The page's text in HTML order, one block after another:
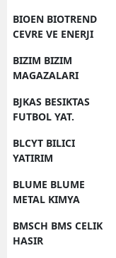
BIOEN BIOTREND
CEVRE VE ENERJI
BIZIM BIZIM
MAGAZALARI
BJKAS BESIKTAS
FUTBOL YAT.
BLCYT BILICI
YATIRIM
BLUME BLUME
METAL KIMYA
BMSCH BMS CELIK
HASIR